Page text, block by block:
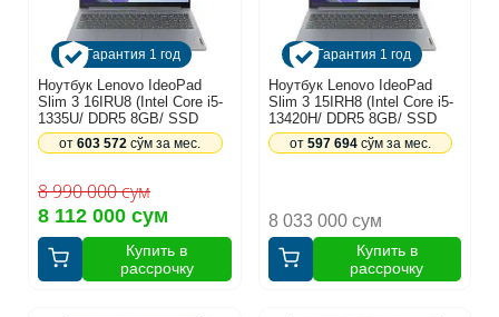
Гарантия 1 год
Ноутбук Lenovo IdeoPad
Slim 3 16IRU8 (Intel Core i5-
1335U/ DDR5 8GB/ SSD
256GB/ 16" WUXGA IPS/
Intel Iris Xe Graphics/
Grey (82X80004RK)
8 112 000 сум
8 990 000 сум
от603 572 сўм за мес.
Купить в
рассрочку
Гарантия 1 год
Ноутбук Lenovo IdeoPad
Slim 3 15IRH8 (Intel Core i5-
13420H/ DDR5 8GB/ SSD
512GB/ 15" FHD IPS/ Intel
UHD Graphics/ NoOS/ RU)
8 033 000 сум
от 597 694сўм за мес.
Купить в
рассрочку